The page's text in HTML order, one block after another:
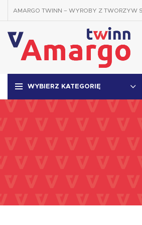
AMARGO TWINN – WYROBY Z TWORZYW
WYBIERZ KATEGORIĘ